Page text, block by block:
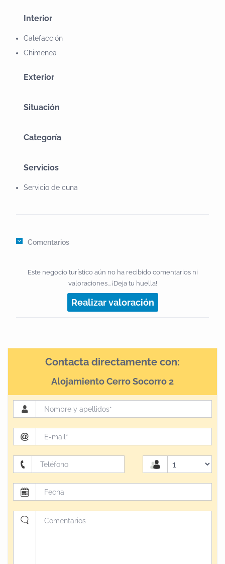
Interior
Calefacción
Chimenea
Exterior
Situación
Categoría
Servicios
Servicio de cuna
Comentarios
Este negocio turístico aún no ha recibido comentarios ni
valoraciones... ¡Deja tu huella!
Realizar valoración
Contacta directamente con:
Alojamiento Cerro Socorro 2